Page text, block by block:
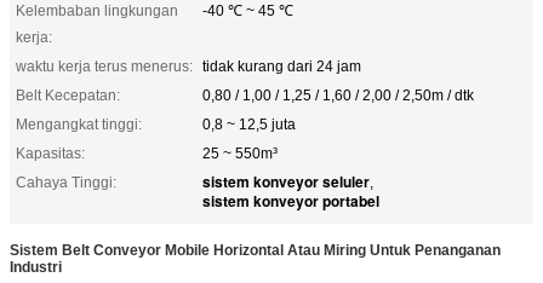
Kelembaban lingkungan
kerja:
-40 ℃ ~ 45 ℃
waktu kerja terus menerus: tidak kurang dari 24 jam
Belt Kecepatan:
0,80 / 1,00 / 1,25 / 1,60 / 2,00 / 2,50m / dtk
Mengangkat tinggi:
0,8 ~ 12,5 juta
Kapasitas:
25 ~ 550m³
Cahaya Tinggi:
sistem konveyor seluler,
sistem konveyor portabel
Sistem Belt Conveyor Mobile Horizontal Atau Miring Untuk Penanganan
Industri